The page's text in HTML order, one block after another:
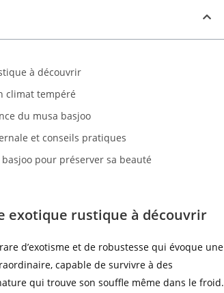
à découvrir
climat tempéré
du musa basjoo
et conseils pratiques
pour préserver sa beauté
exotique rustique à découvrir
d’exotisme et de robustesse qui évoque une
capable de survivre à des
qui trouve son souffle même dans le froid.